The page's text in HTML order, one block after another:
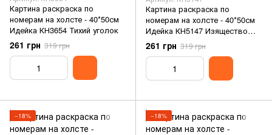
Картина раскраска по
номерам на холсте - 40*50см
Идейка КН3654 Тихий уголок
261 грн 319 грн
Картина раскраска по
номерам на холсте - 40*50см
Идейка КН5147 Изящество
Италии
261 грн 319 грн
−18% −18%